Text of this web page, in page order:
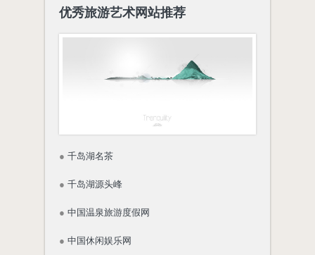
优秀旅游艺术网站推荐
● 千岛湖名茶
● 千岛湖源头峰
● 中国温泉旅游度假网
● 中国休闲娱乐网